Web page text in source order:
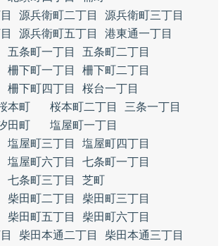
源兵衛町二丁目
源兵衛町三丁目
源兵衛町五丁目
港東通一丁目
五条町一丁目
五条町二丁目
柵下町一丁目
柵下町二丁目
柵下町四丁目
桜台一丁目
本町 桜本町二丁目
三条一丁目
田町
塩屋町一丁目
塩屋町三丁目
塩屋町四丁目
塩屋町六丁目
七条町一丁目
七条町三丁目
芝町
柴田町二丁目
柴田町三丁目
柴田町五丁目
柴田町六丁目
柴田本通二丁目
柴田本通三丁目